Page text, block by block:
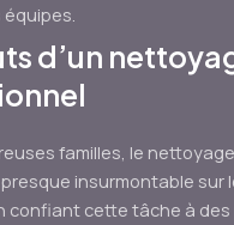
d’un
familles, le
insurmontable sur
confiant cette tâche à